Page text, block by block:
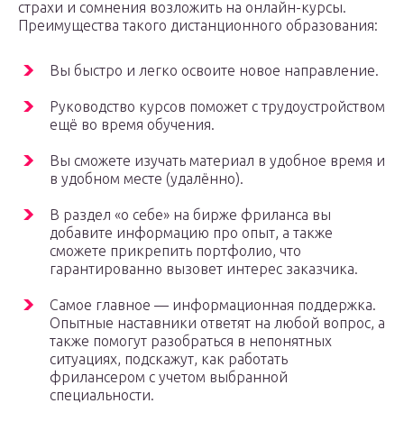
страхи и сомнения возложить на онлайн-курсы.
Преимущества такого дистанционного образования:
Вы быстро и легко освоите новое направление.
Руководство курсов поможет с трудоустройством
ещё во время обучения.
Вы сможете изучать материал в удобное время и
в удобном месте (удалённо).
В раздел «о себе» на бирже фриланса вы
добавите информацию про опыт, а также
сможете прикрепить портфолио, что
гарантированно вызовет интерес заказчика.
Самое главное — информационная поддержка.
Опытные наставники ответят на любой вопрос, а
также помогут разобраться в непонятных
ситуациях, подскажут, как работать
фрилансером с учетом выбранной
специальности.